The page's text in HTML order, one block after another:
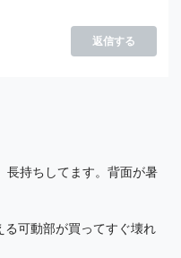
返信する
長持ちしてます。背面が暑
る可動部が買ってすぐ壊れ